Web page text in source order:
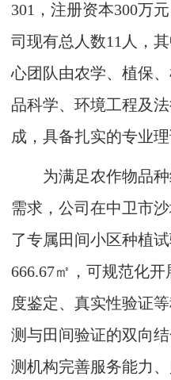
301，注册资本300万
司现有总人数11人，
心团队由农学、植保
品科学、环境工程及
成，具备扎实的专业
为满足农作物品种
需求，公司在中卫市
了专属田间小区种植
666.67㎡，可规范化
度鉴定、真实性验证
测与田间验证的双向
测机构完善服务能力